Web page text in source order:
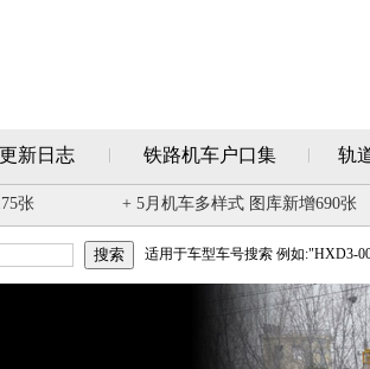
更新日志 铁路机车户口集 轨
张 + 5月机车多样式 图库新增690张
适用于车型车号搜索 例如:"HXD3-